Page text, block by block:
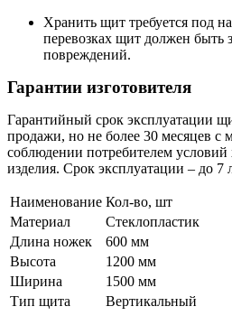
Хранить щит требуется под
перевозках щит должен быть
повреждений.
Гарантии изготовителя
Гарантийный срок эксплуатации
продажи, но не более 30 месяцев с
соблюдении потребителем условий
изделия. Срок эксплуатации – до 7
Наименование Кол-во, шт
Материал
Стеклопластик
Длина ножек
600 мм
Высота
1200 мм
Ширина
1500 мм
Тип щита
Вертикальный